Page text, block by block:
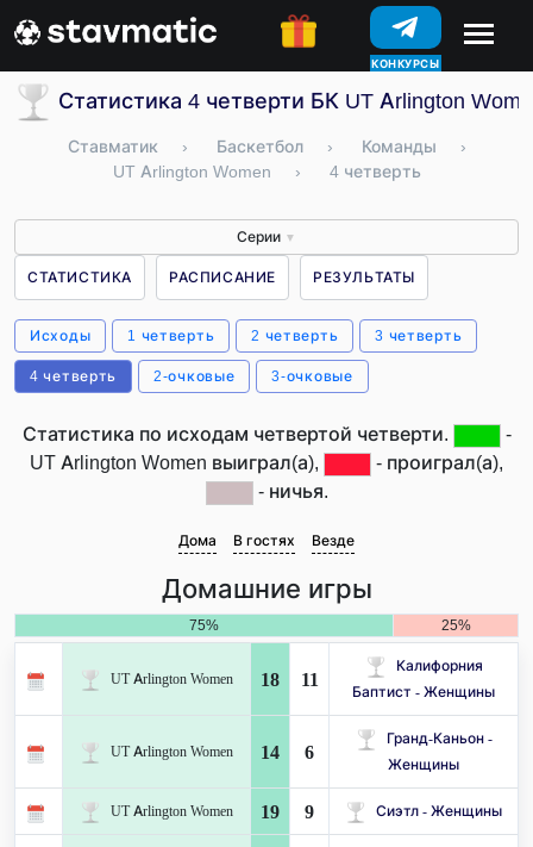
КОНКУРСЫ
Статистика 4 четверти БК UT Arlington
Ставматик › Баскетбол › Команды
›
UT Arlington Women
› 4 четверть
Серии ▼
СТАТИСТИКА РАСПИСАНИЕ РЕЗУЛЬТАТЫ
Исходы 1 четверть 2 четверть 3 четверть
4 четверть 2-очковые 3-очковые
Статистика по исходам четвертой четверти.
-
UT Arlington Women выиграл(а),
- проиграл(а),
- ничья.
Дома В гостях Везде
Домашние игры
75% 25%
UT Arlington Women 18 11
Калифорния
Баптист - Женщины
UT Arlington Women 14 6
Гранд-Каньон -
Женщины
UT Arlington Women 19 9 Сиэтл - Женщины